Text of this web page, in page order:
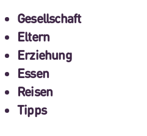
Gesellschaft
Eltern
Erziehung
Essen
Reisen
Tipps